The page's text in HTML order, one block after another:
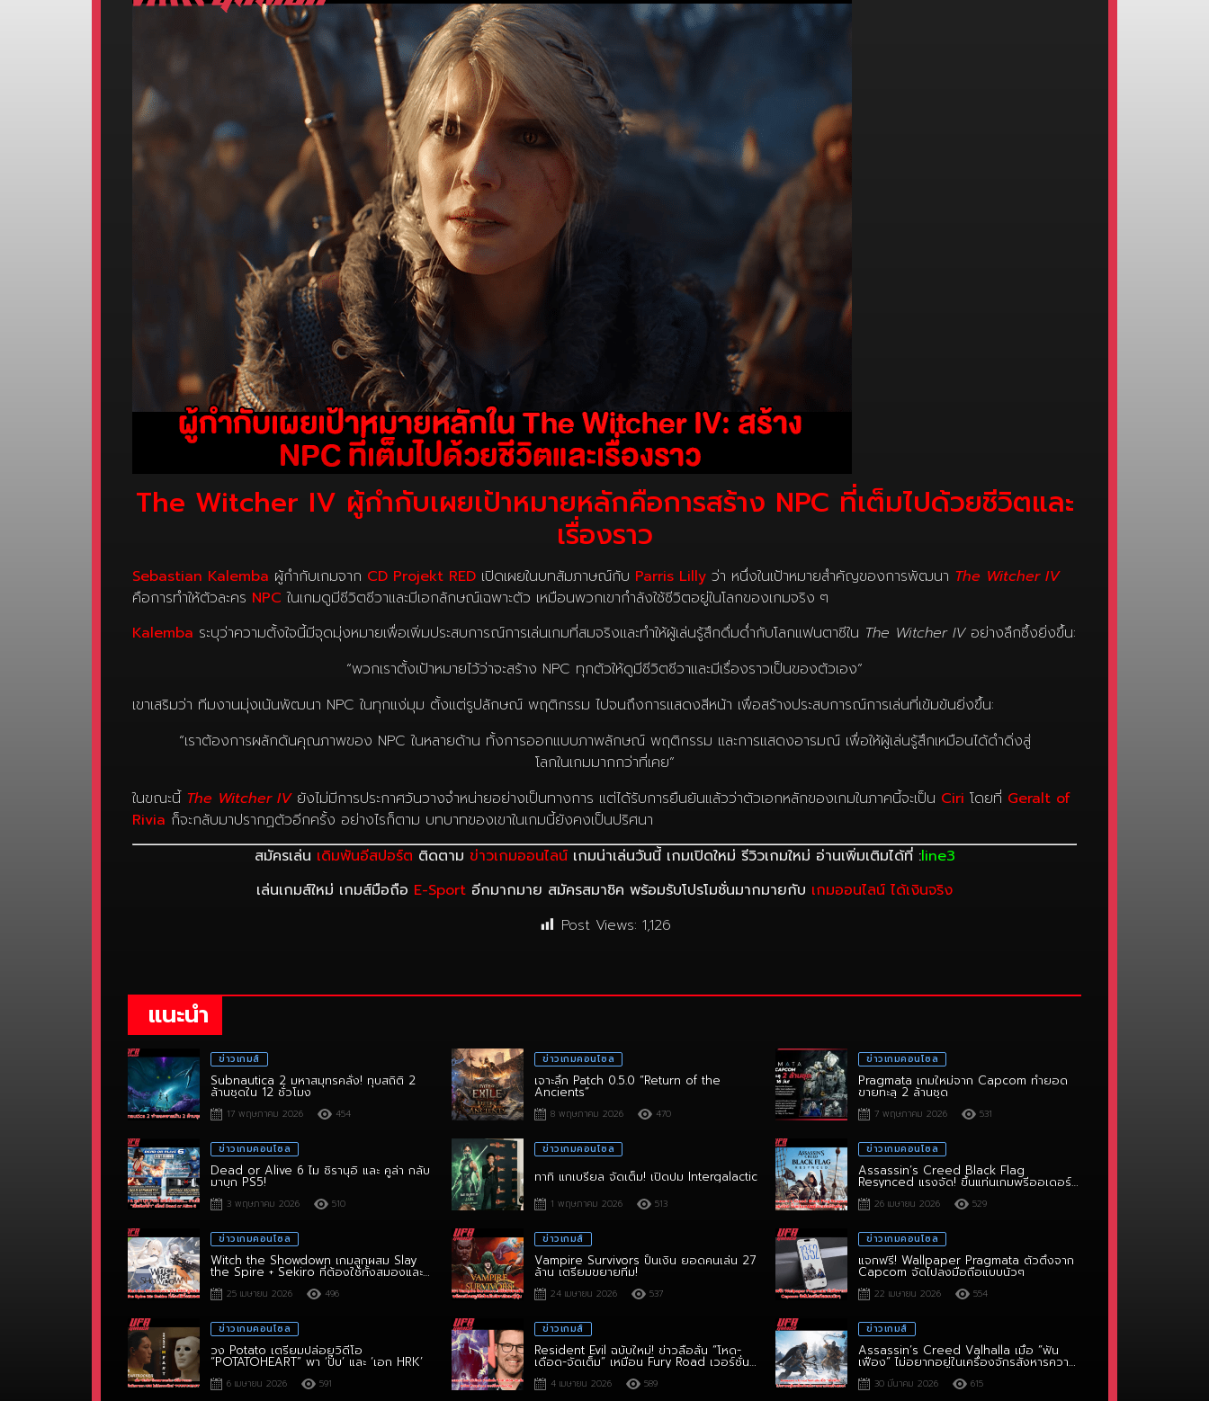
The Witcher IV ผู้กำกับเผยเป้าหมายหลักคือการสร้าง NPC ที่เต็มไปด้วยชีวิตและ
เรื่องราว
Sebastian Kalemba ผู้กำกับเกมจาก CD Projekt RED เปิดเผยในบทสัมภาษณ์กับ Parris Lilly ว่า หนึ่งในเป้าหมายสำคัญของการพัฒนา The Witcher IV
คือการทำให้ตัวละคร NPC ในเกมดูมีชีวิตชีวาและมีเอกลักษณ์เฉพาะตัว เหมือนพวกเขากำลังใช้ชีวิตอยู่ในโลกของเกมจริง ๆ
Kalemba ระบุว่าความตั้งใจนี้มีจุดมุ่งหมายเพื่อเพิ่มประสบการณ์การเล่นเกมที่สมจริงและทำให้ผู้เล่นรู้สึกดื่มด่ำกับโลกแฟนตาซีใน The Witcher IVอย่างลึกซึ้งยิ่งขึ้น:
“พวกเราตั้งเป้าหมายไว้ว่าจะสร้าง NPC ทุกตัวให้ดูมีชีวิตชีวาและมีเรื่องราวเป็นของตัวเอง”
เขาเสริมว่า ทีมงานมุ่งเน้นพัฒนา NPC ในทุกแง่มุม ตั้งแต่รูปลักษณ์ พฤติกรรม ไปจนถึงการแสดงสีหน้า เพื่อสร้างประสบการณ์การเล่นที่เข้มข้นยิ่งขึ้น:
“เราต้องการผลักดันคุณภาพของ NPC ในหลายด้าน ทั้งการออกแบบภาพลักษณ์ พฤติกรรม และการแสดงอารมณ์ เพื่อให้ผู้เล่นรู้สึกเหมือนได้ดำดิ่งสู่
โลกในเกมมากกว่าที่เคย”
ในขณะนี้ The Witcher IVยังไม่มีการประกาศวันวางจำหน่ายอย่างเป็นทางการ แต่ได้รับการยืนยันแล้วว่าตัวเอกหลักของเกมในภาคนี้จะเป็น Ciri โดยที่ Geralt of
Rivia ก็จะกลับมาปรากฏตัวอีกครั้ง อย่างไรก็ตาม บทบาทของเขาในเกมนี้ยังคงเป็นปริศนา
สมัครเล่น เดิมพันอีสปอร์ต ติดตาม ข่าวเกมออนไลน์เกมน่าเล่นวันนี้ เกมเปิดใหม่ รีวิวเกมใหม่ อ่านเพิ่มเติมได้ที่ :line3
เล่นเกมส์ใหม่ เกมส์มือถือ E-Sport อีกมากมาย สมัครสมาชิค พร้อมรับโปรโมชั่นมากมายกับ เกมออนไลน์ ได้เงินจริง
Post Views: 1,126
แนะนำ
ข่าวเกมส์
Subnautica 2 มหาสมุทรคลั่ง! ทุบสถิติ 2
ล้านชุดใน 12 ชั่วโมง
17 พฤษภาคม 2026 454
ข่าวเกมคอนโซล
เจาะลึก Patch 0.5.0 “Return of the
Ancients”
8 พฤษภาคม 2026 470
ข่าวเกมคอนโซล
Pragmata เกมใหม่จาก Capcom ทำยอด
ขายทะลุ 2 ล้านชุด
7 พฤษภาคม 2026 531
ข่าวเกมคอนโซล
Dead or Alive 6 ไม ชิรานุอิ และ คูล่า กลับ
มาบุก PS5!
3 พฤษภาคม 2026 510
ข่าวเกมคอนโซล
ทาทิ แกเบรียล จัดเต็ม! เปิดปม Intergalactic
1 พฤษภาคม 2026 513
ข่าวเกมคอนโซล
Assassin’s Creed Black Flag
Resynced แรงจัด! ขึ้นแท่นเกมพรีออเดอร์
อันดับ 1
26 เมษายน 2026 529
ข่าวเกมคอนโซล
Witch the Showdown เกมลูกผสม Slay
the Spire + Sekiro ที่ต้องใช้ทั้งสมองและ
ไหวพริบ!
25 เมษายน 2026 496
ข่าวเกมส์
Vampire Survivors ปั้นเงิน ยอดคนเล่น 27
ล้าน เตรียมขยายทีม!
24 เมษายน 2026 537
ข่าวเกมคอนโซล
แจกฟรี! Wallpaper Pragmata ตัวตึงจาก
Capcom จัดไปลงมือถือแบบนัวๆ
22 เมษายน 2026 554
ข่าวเกมคอนโซล
วง Potato เตรียมปล่อยวิดีโอ
“POTATOHEART” พา ‘ปั๊บ’ และ ‘เอก HRK’
6 เมษายน 2026 591
ข่าวเกมส์
Resident Evil ฉบับใหม่! ข่าวลือลั่น “โหด-
เดือด-จัดเต็ม” เหมือน Fury Road เวอร์ชั่น
สยองขวัญ!
4 เมษายน 2026 589
ข่าวเกมส์
Assassin’s Creed Valhalla เมื่อ “ฟัน
เฟือง” ไม่อยากอยู่ในเครื่องจักรสังหารความ
คิดสร้างสรรค์
30 มีนาคม 2026 615